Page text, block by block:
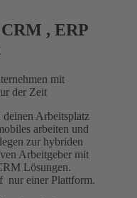
, ERP
mit
der Zeit
Arbeitsplatz
arbeiten und
zur hybriden
Arbeitgeber mit
Lösungen.
nur einer Plattform.